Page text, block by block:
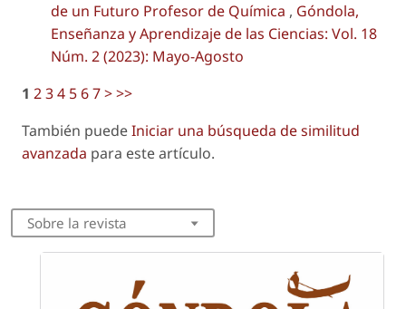
de un Futuro Profesor de Química , Góndola,
Enseñanza y Aprendizaje de las Ciencias: Vol. 18
Núm. 2 (2023): Mayo-Agosto
1 234 567>>>
También puedeIniciar una búsqueda de similitud
avanzada para este artículo.
Sobre la revista